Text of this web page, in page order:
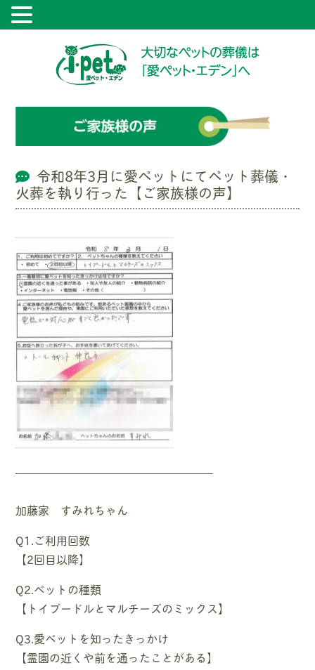
令和8年3月に愛ペットにてペット葬儀・
火葬を執り行った【ご家族様の声】
—————————————————–
加藤家 すみれちゃん
Q1.ご利用回数
【2回目以降】
Q2.ペットの種類
【トイプードルとマルチーズのミックス】
Q3.愛ペットを知ったきっかけ
【霊園の近くや前を通ったことがある】